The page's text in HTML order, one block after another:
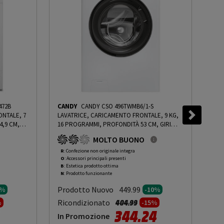
7
CM,
B
da
CANDY CANDY CSO 496TWMB6/1-S
LAVATRICE, CARICAMENTO FRONTALE, 9 KG,
16 PROGRAMMI, PROFONDITÀ 53 CM, GIRI
1400 RPM, BIANCO, LIVELLO RUMOROSITÀ
CENTRIFUGA 76 DB(A), CLASSE A - PRMG
GRADING ROBN - 10%-PRMG GRADING ROBN
- 10%
MOLTO BUONO
R: Confezione non originale integra
O: Accessori principali presenti
B: Estetica prodotto ottima
N: Prodotto funzionante
Prodotto Nuovo 449.99 -10%
Ricondizionato Prezzo ridotto da
404.99a-15%
In Promozione 344.24